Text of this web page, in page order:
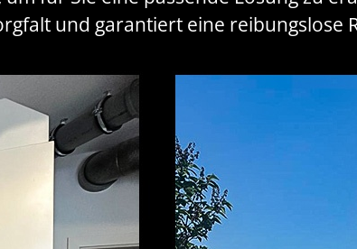
und garantiert eine reibungslose